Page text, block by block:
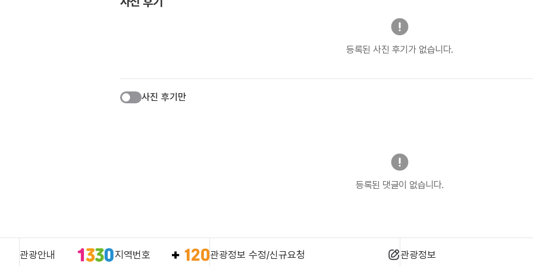
등록된 사진 후기가 없습니다.
사진 후기만
등록된 댓글이 없습니다.
관광안내 지역번호 관광정보 수정/신규요청 관광정보